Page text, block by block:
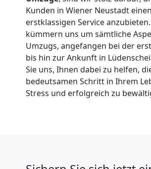
Kunden in Wiener Neustadt einen
erstklassigen Service
kümmern uns um sämtliche
Umzugs, angefangen bei der
bis hin zur Ankunft in
Sie uns, Ihnen dabei zu helfen,
bedeutsamen Schritt in Ihrem
Stress und erfolgreich zu
Wiener
Neustadt
Vereinsumzug
Wiener